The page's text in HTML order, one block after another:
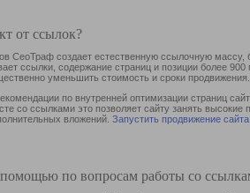
от ссылок?
СеоТраф создает естественную ссылочную
ссылки, содержание страниц и позиции более
уменьшить стоимость и сроки продвижения.
по внутренней оптимизации страниц
со ссылками это позволяет сайту занять
вложений. Запустить продвижение сайта
помощью по вопросам работы со